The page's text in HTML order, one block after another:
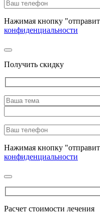
Нажимая кнопку
конфиденциальности
Получить скидку
Нажимая кнопку
конфиденциальности
Расчет стоимости лечения